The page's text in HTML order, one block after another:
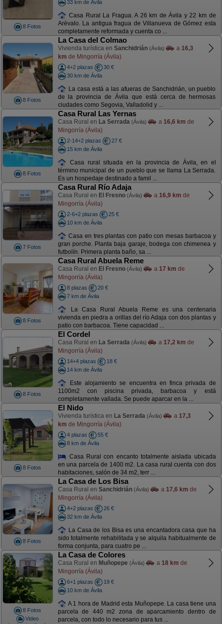
8 Fotos
33 km de Ávila
Casa Rural La Fragua. A 26 km de Ávila y 22 km de
Arévalo. La antigua fragua de Villanueva de Gómez esta
completamente reformada y cuenta co ...
8 Fotos
La Casa del Colmao
Vivienda turística en Sanchidrián (Ávila) a 16,3
km de Mingorría (Ávila)
4+2 plazas
30 €
30 km de Ávila
La casa está a las afueras de Sanchidrián, un pueblo
de la provincia de Ávila que está cerca de hermosas
ciudades como Segovia, Valladolid y ...
8 Fotos
Casa Rural Las Yernas
Casa Rural en La Serrada (Ávila) a 16,6 km de
Mingorría (Ávila)
2-14+2 plazas
27 €
15 km de Ávila
Casa rural situada en la provincia de Ávila, en el
término municipal de un pueblo que se llama La Serrada.
Es un hospedaje destinado a famil ...
7 Fotos
Casa Rural Río Adaja
Casa Rural en El Fresno (Ávila) a 16,9 km de
Mingorría (Ávila)
2-6+2 plazas
25 €
10 km de Ávila
Casa en tres plantas con patio con mesas barbacoa y
gran porche. Planta baja garaje, bodega con chimenea y
futbolín. Primera planta baño, sa ...
8 Fotos
Casa Rural Abuela Reme
Casa Rural en El Fresno (Ávila) a 17 km de
Mingorría (Ávila)
8 plazas
20 €
7 km de Ávila
La Casa Rural Abuela Reme es una centenaria
vivienda en piedra a orillas del río Adaja con dos plantas y
patio con barbacoa. Tiene capacidad ...
8 Fotos
El Cordel
Casa Rural en La Serrada (Ávila) a 17,2 km de
Mingorría (Ávila)
14+4 plazas
18 €
14 km de Ávila
Este alojamiento se encuentra en finca privada de
1100m2 con piscina privada, barbacoa y está
completamente vallada. Se puede aparcar en la ...
8 Fotos
El Nido
Vivienda turística en La Serrada (Ávila) a 17,3
km de Mingorría (Ávila)
4 plazas
55 €
8 km de Ávila
Casa Rural con encanto totalmente aislada ubicada
en una parcela de 1400 m2. La casa rural cuenta con dos
habitaciones, salón de 34 m2, terr ...
8 Fotos
La Casa de Los Bisa
Casa Rural en Sanchidrián (Ávila) a 17,6 km de
Mingorría (Ávila)
4+2 plazas
26 €
32 km de Ávila
La Casa de los Bisa es una encantadora casa que ha
sido totalmente rehabilitada y se alquila habitualmente de
forma conjunta, para cuatro pe ...
8 Fotos
Video
La Casa de Colores
Casa Rural en Muñopepe (Ávila) a 18 km de
Mingorría (Ávila)
6+1 plazas
19 €
10 km de Ávila
A 1 hora de Madrid esta Muñopepe. La casa tiene una
parcela de 440 m2 zona de aparcamiento dentro de
parcela, con todo lo necesario para tus ...